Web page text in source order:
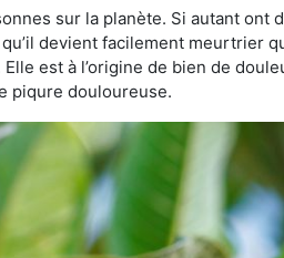
sur la planète. Si autant ont
devient facilement meurtrier
est à l’origine de bien de
piqure douloureuse.